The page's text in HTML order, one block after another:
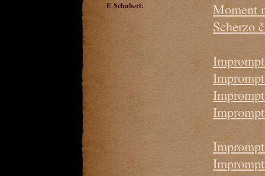
F. Schubert:
Moment
Scherzo